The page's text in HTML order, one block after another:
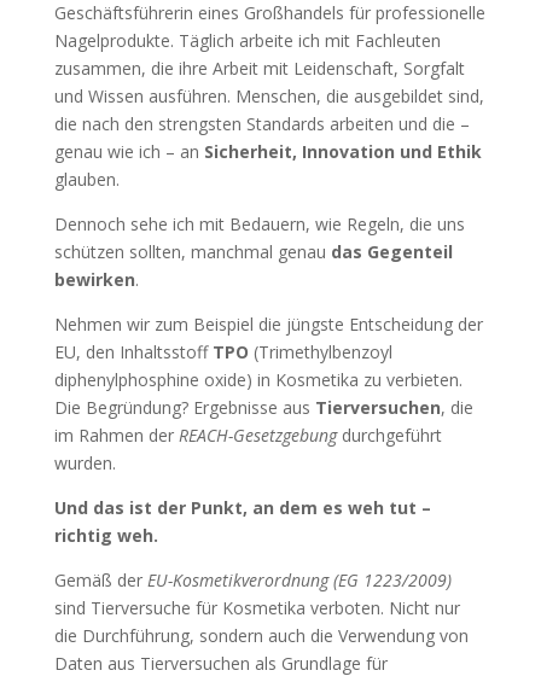
Geschäftsführerin eines Großhandels für professionelle
Nagelprodukte. Täglich arbeite ich mit Fachleuten
zusammen, die ihre Arbeit mit Leidenschaft, Sorgfalt
und Wissen ausführen. Menschen, die ausgebildet sind,
die nach den strengsten Standards arbeiten und die –
genau wie ich – an Sicherheit, Innovation und Ethik
glauben.
Dennoch sehe ich mit Bedauern, wie Regeln, die uns
schützen sollten, manchmal genau das Gegenteil
bewirken.
Nehmen wir zum Beispiel die jüngste Entscheidung der
EU, den Inhaltsstoff TPO (Trimethylbenzoyl
diphenylphosphine oxide) in Kosmetika zu verbieten.
Die Begründung? Ergebnisse aus Tierversuchen, die
im Rahmen der REACH-Gesetzgebungdurchgeführt
wurden.
Und das ist der Punkt, an dem es weh tut –
richtig weh.
Gemäß der EU-Kosmetikverordnung (EG 1223/2009)
sind Tierversuche für Kosmetika verboten. Nicht nur
die Durchführung, sondern auch die Verwendung von
Daten aus Tierversuchen als Grundlage für